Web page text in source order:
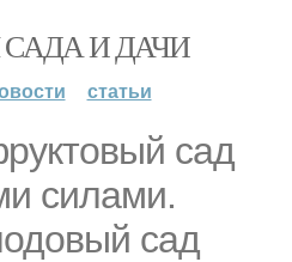
И ДАЧИ
статьи
сад
силами.
сад